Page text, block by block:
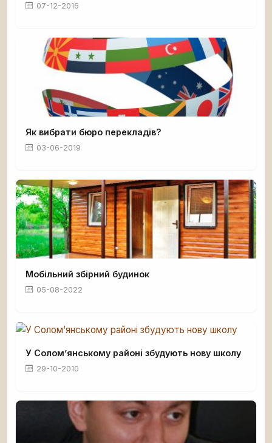
07-12-2016
Як вибрати бюро перекладів?
03-06-2019
Мобільний збірний будинок
05-08-2022
У Солом’янському районі збудують нову школу
29-10-2010